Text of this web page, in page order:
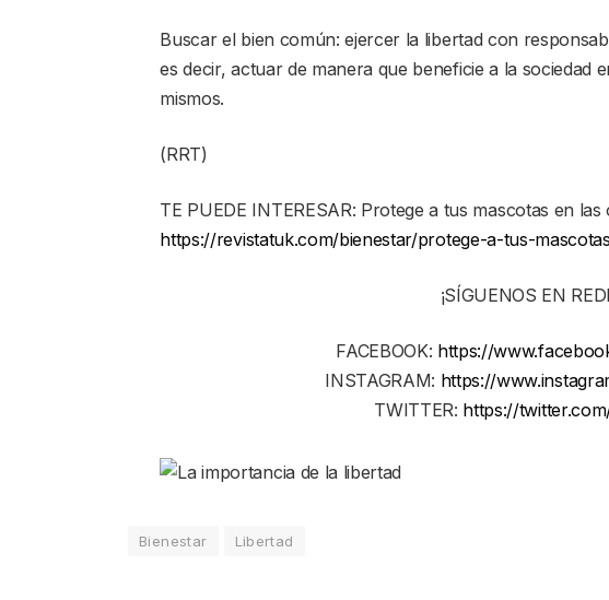
Buscar el bien común: ejercer la libertad con
es decir, actuar de manera que beneficie a la sociedad
mismos.
(RRT)
TE PUEDE INTERESAR: Protege a tus mascotas en
https://revistatuk.com/bienestar/protege-a-tus-
¡SÍGUENOS EN
FACEBOOK: https://
INSTAGRAM: https://
TWITTER: https://
Bienestar Libertad